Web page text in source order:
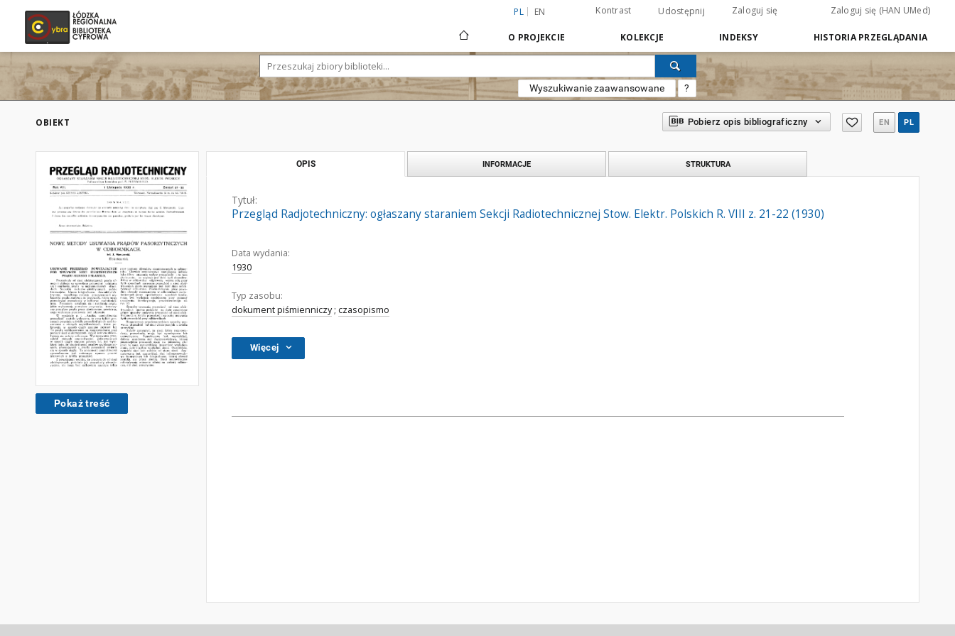
PL EN Kontrast Udostępnij Zaloguj się Zaloguj się (HAN UMed)
O PROJEKCIE KOLEKCJE INDEKSY HISTORIA PRZEGLĄDANIA
Wyszukiwanie zaawansowane ?
OBIEKT Pobierz opis bibliograficzny EN PL
Pokaż treść
OPIS INFORMACJE STRUKTURA
Tytuł:
Przegląd Radjotechniczny: ogłaszany staraniem Sekcji Radiotechnicznej Stow. Elektr. Polskich R. VIII z. 21-22 (1930)
Data wydania:
1930
Typ zasobu:
dokument piśmienniczy; czasopismo
Więcej